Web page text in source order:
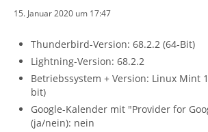
15. Januar 2020 um 17:47
Thunderbird-Version: 68.2.2 (64-Bit)
Lightning-Version: 68.2.2
Betriebssystem + Version: Linux Mint
bit)
Google-Kalender mit "Provider for
(ja/nein): nein